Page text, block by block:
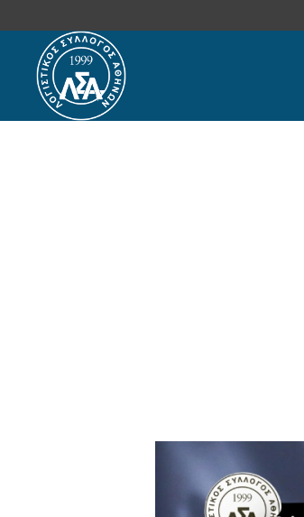
Skip to main content